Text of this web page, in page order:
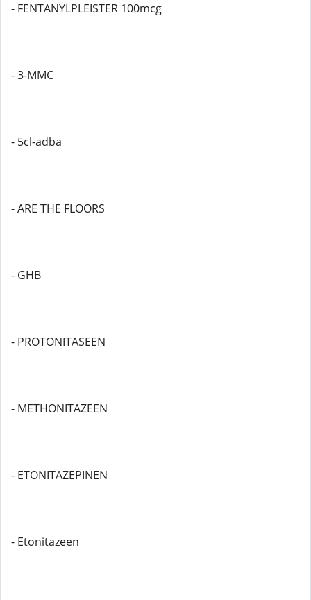
- FENTANYLPLEISTER 100mcg
- 3-MMC
- 5cl-adba
- ARE THE FLOORS
- GHB
- PROTONITASEEN
- METHONITAZEEN
- ETONITAZEPINEN
- Etonitazeen